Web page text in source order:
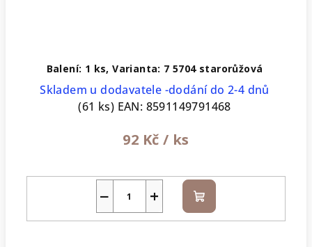
Balení: 1 ks, Varianta: 7 5704 starorůžová
Skladem u dodavatele -dodání do 2-4 dnů
(61 ks) EAN: 8591149791468
92 Kč / ks
+
− Do
košíku